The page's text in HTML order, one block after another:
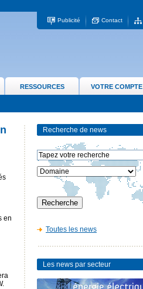
Publicité Contact
RESSOURCES VOTRE COMPTE
en
Recherche de news
Toutes les news
Les news par secteur